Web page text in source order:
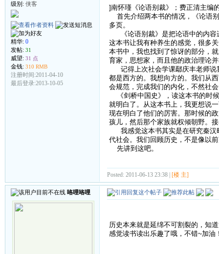
级别: 侠客
精华: 0
发帖: 31
威望: 31 点
金钱: 310 RMB
注册时间:2011-04-10
最后登录:2013-10-05
]南怀瑾《论语别裁》；费正清主编
首先介绍两本书的情况，《论语
多页。
《论语别裁》是把论语中的内容
这本书让我有种养生的感觉，很多
本书中，我也找到了惊讶的部分，
育家，思想家，而且他的政治理论
记得上次社会学课鄢庆丰老师说
都是西方的。我想向方的。我们从
会规范，完成我们的内化，不然社
《剑桥中国史》，读这本书的时
就明白了。从这本书上，我更想说
现在明白了他们的厉害。那时候的
孩儿，然后那个家族就权倾朝野。
我感觉这本书其实是在研究秦汉
代社会。我们回顾历史，不是像以
先讲到这吧。
Posted: 2011-06-13 23:38 | [楼 主]
咯哩咯哩
历史本来就是延绵不可割裂的，知
感觉读书读出乐趣了哦，不错~加油